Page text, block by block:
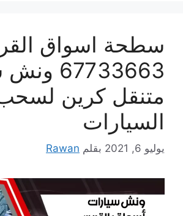
سطحة اسواق
متنقل كرين
السيارات
يوليو 6, 2021 بقلم Rawan